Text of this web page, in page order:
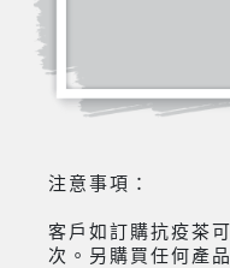
注意事項：
客戶如訂購抗疫茶
次。另購買任何產